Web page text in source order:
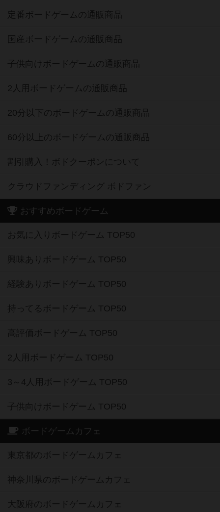
定番ボードゲームの通販商品
国産ボードゲームの通販商品
子供向けボードゲームの通販商品
2人用ボードゲームの通販商品
20分以下のボードゲームの通販商品
60分以上のボードゲームの通販商品
割引購入！ボドクーポンについて
クラウドファンディング ボドファン
おすすめボードゲーム
お気に入りボードゲーム TOP50
興味ありボードゲーム TOP50
経験ありボードゲーム TOP50
持ってるボードゲーム TOP50
高評価ボードゲーム TOP50
2人用ボードゲーム TOP50
3～4人用ボードゲーム TOP50
子供向けボードゲーム TOP50
ボードゲームカフェ
東京都のボードゲームカフェ
神奈川県のボードゲームカフェ
大阪府のボードゲームカフェ